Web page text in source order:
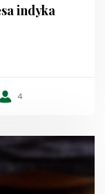
indyka
4